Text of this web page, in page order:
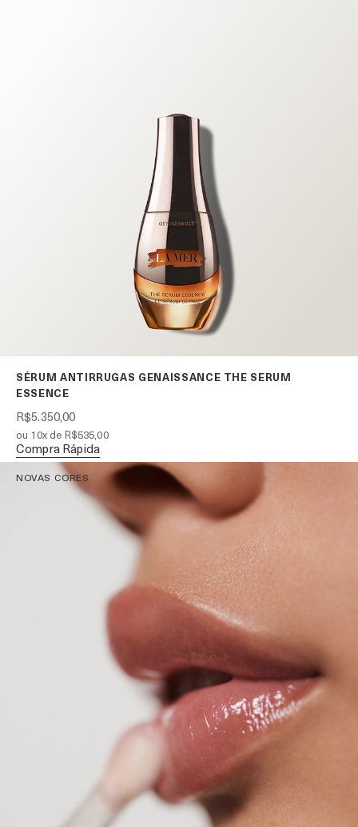
SÉRUM ANTIRRUGAS GENAISSANCE THE SERUM
ESSENCE
R$5.350,00
ou 10x de R$535,00
Compra Rápida
NOVAS CORES